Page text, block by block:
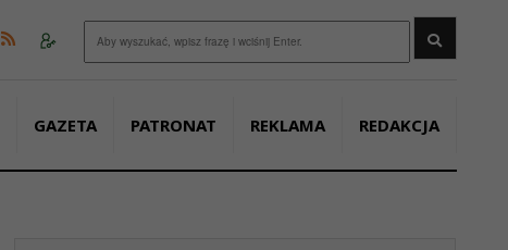
GAZETA PATRONAT REKLAMA REDAKCJA